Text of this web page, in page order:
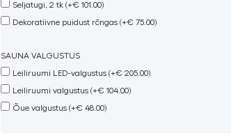
Seljatugi, 2 tk (+€ 101.00)
Dekoratiivne puidust rõngas (+€ 75.00)
SAUNA VALGUSTUS
Leiliruumi LED-valgustus (+€ 205.00)
Leiliruumi valgustus (+€ 104.00)
Õue valgustus (+€ 48.00)